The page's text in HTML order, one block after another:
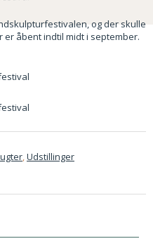
og der skulle
åbent indtil midt i september.
,Udstillinger